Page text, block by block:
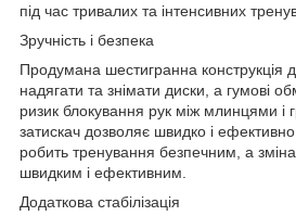
під час тривалих та інтенсивних
Зручність і безпека
Продумана шестигранна конструкція
надягати та знімати диски, а гумові
ризик блокування рук між млинцями
затискач дозволяє швидко і
робить тренування безпечним, а
швидким і ефективним.
Додаткова стабілізація